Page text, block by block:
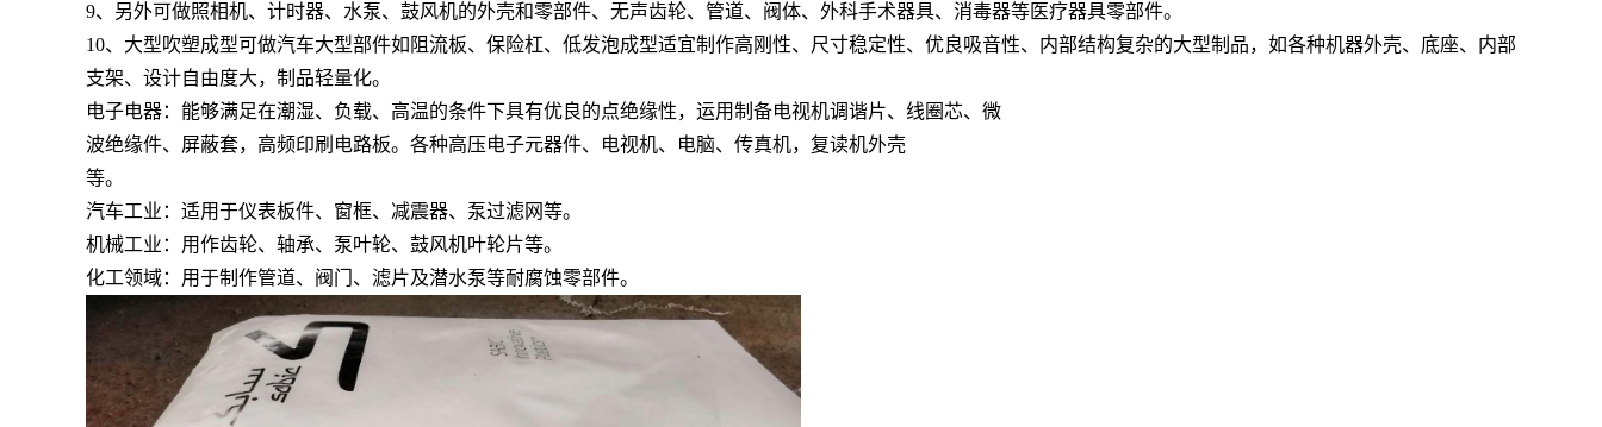
9、另外可做照相机、计时器、水泵、鼓风机的外壳和零部件、无声齿轮、管道、阀体、外科手术器具、消毒器等医疗器具零部件。
10、大型吹塑成型可做汽车大型部件如阻流板、保险杠、低发泡成型适宜制作高刚性、尺寸稳定性、优良吸音性、内部结构复杂的大型制品，如各种机器外壳、底座、内部
支架、设计自由度大，制品轻量化。
电子电器：能够满足在潮湿、负载、高温的条件下具有优良的点绝缘性，运用制备电视机调谐片、线圈芯、微
波绝缘件、屏蔽套，高频印刷电路板。各种高压电子元器件、电视机、电脑、传真机，复读机外壳
等。
汽车工业：适用于仪表板件、窗框、减震器、泵过滤网等。
机械工业：用作齿轮、轴承、泵叶轮、鼓风机叶轮片等。
化工领域：用于制作管道、阀门、滤片及潜水泵等耐腐蚀零部件。